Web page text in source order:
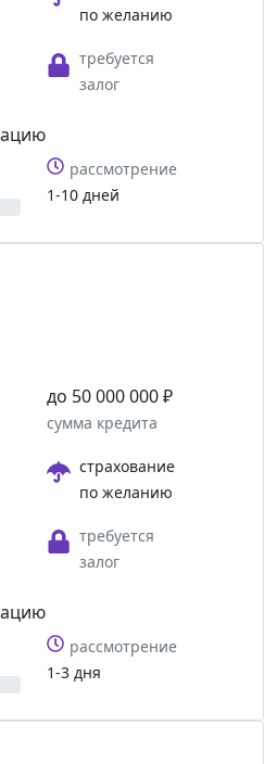
по желанию
требуется
залог
рассмотрение
1-10 дней
до 50 000 000 ₽
сумма кредита
страхование
по желанию
требуется
залог
рассмотрение
1-3 дня